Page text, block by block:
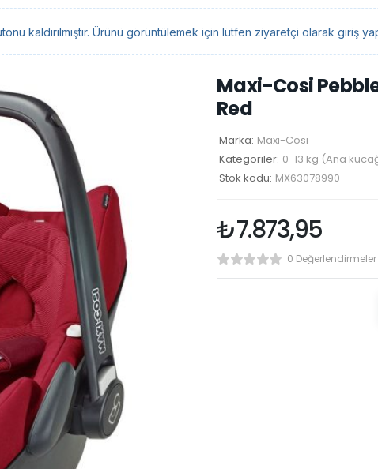
kaldırılmıştır. Ürünü görüntülemek için lütfen ziyaretçi olarak giriş
Maxi-Cosi
Red
Marka: Maxi-Cosi
Kategoriler: 0-13 kg (Ana
Stok kodu: MX63078990
₺7.873,95
0 Değerlendirmeler